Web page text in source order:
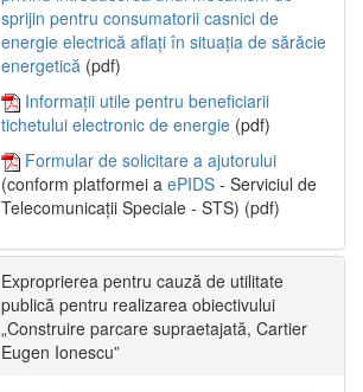
sprijin pentru consumatorii casnici de
energie electrică aflați în situația de sărăcie
energetică (pdf)
Informații utile pentru beneficiarii
tichetului electronic de energie (pdf)
Formular de solicitare a ajutorului
(conform platformei a ePIDS - Serviciul de
Telecomunicații Speciale - STS) (pdf)
Exproprierea pentru cauză de utilitate
publică pentru realizarea obiectivului
„Construire parcare supraetajată, Cartier
Eugen Ionescu”